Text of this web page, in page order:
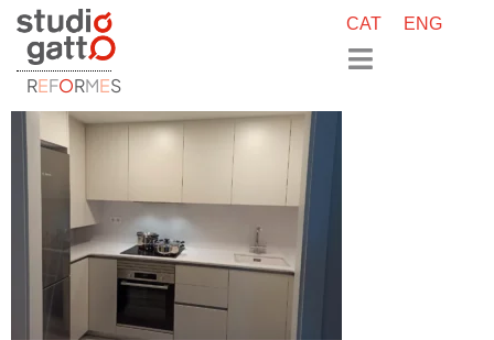
REFORMES
CAT ENG